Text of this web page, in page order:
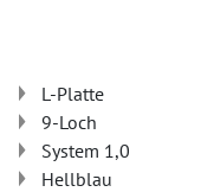
L-Platte
9-Loch
System 1,0
Hellblau